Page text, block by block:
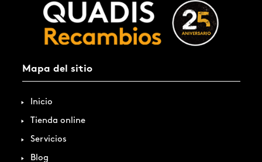
Mapa del sitio
Inicio
Tienda online
Servicios
Blog